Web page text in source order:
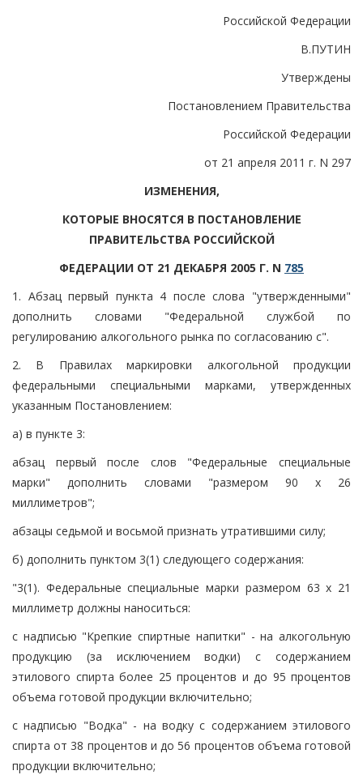
Российской Федерации
В.ПУТИН
Утверждены
Постановлением Правительства
Российской Федерации
от 21 апреля 2011 г. N 297
ИЗМЕНЕНИЯ,
КОТОРЫЕ ВНОСЯТСЯ В ПОСТАНОВЛЕНИЕ
ПРАВИТЕЛЬСТВА РОССИЙСКОЙ
ФЕДЕРАЦИИ ОТ 21 ДЕКАБРЯ 2005 Г. N 785
1. Абзац первый пункта 4 после слова "утвержденными"
дополнить словами "Федеральной службой по
регулированию алкогольного рынка по согласованию с".
2. В Правилах маркировки алкогольной продукции
федеральными специальными марками, утвержденных
указанным Постановлением:
а) в пункте 3:
абзац первый после слов "Федеральные специальные
марки" дополнить словами "размером 90 x 26
миллиметров";
абзацы седьмой и восьмой признать утратившими силу;
б) дополнить пунктом 3(1) следующего содержания:
"3(1). Федеральные специальные марки размером 63 x 21
миллиметр должны наноситься:
с надписью "Крепкие спиртные напитки" - на алкогольную
продукцию (за исключением водки) с содержанием
этилового спирта более 25 процентов и до 95 процентов
объема готовой продукции включительно;
с надписью "Водка" - на водку с содержанием этилового
спирта от 38 процентов и до 56 процентов объема готовой
продукции включительно;